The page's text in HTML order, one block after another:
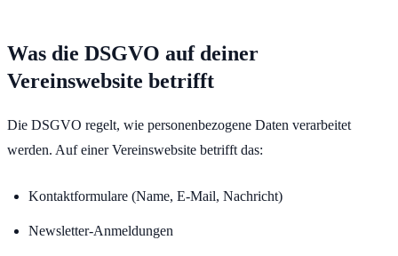
Was die DSGVO auf deiner
Vereinswebsite betrifft
Die DSGVO regelt, wie personenbezogene Daten verarbeitet
werden. Auf einer Vereinswebsite betrifft das:
Kontaktformulare (Name, E-Mail, Nachricht)
Newsletter-Anmeldungen